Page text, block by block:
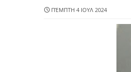
ΠΈΜΠΤΗ 4 ΙΟΥΛ 2024